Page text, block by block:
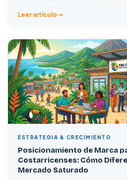
Leer artículo
ESTRATEGIA & CRECIMIENTO
Posicionamiento de Marca
Costarricenses: Cómo
Mercado Saturado